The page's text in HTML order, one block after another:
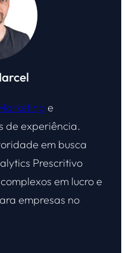
e
de experiência.
em busca
Prescritivo
em lucro e
empresas no